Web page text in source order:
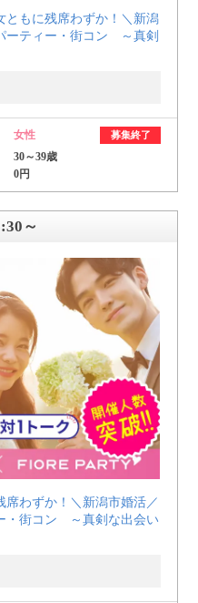
ともに残席わずか！＼新潟
ーティー・街コン ～真剣
女性 募集終了
30～39歳
0円
～
席わずか！＼新潟市婚活／
・街コン ～真剣な出会い